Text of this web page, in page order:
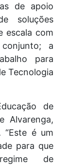
de apoio
soluções
escala com
a
para
Tecnologia
de
Alvarenga,
“Este é um
para que
de